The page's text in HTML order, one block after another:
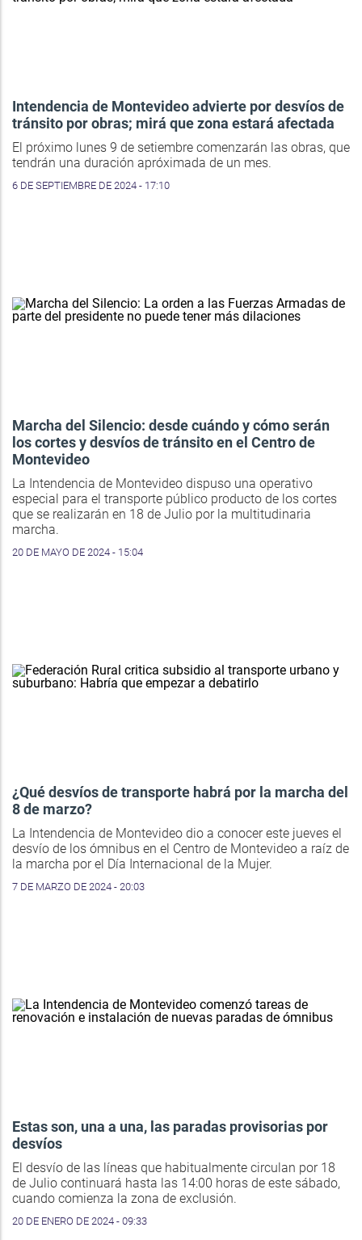
Intendencia de Montevideo advierte por desvíos de
tránsito por obras; mirá que zona estará afectada
El próximo lunes 9 de setiembre comenzarán las obras, que
tendrán una duración apróximada de un mes.
6 DE SEPTIEMBRE DE 2024 - 17:10
Marcha del Silencio: desde cuándo y cómo serán
los cortes y desvíos de tránsito en el Centro de
Montevideo
La Intendencia de Montevideo dispuso una operativo
especial para el transporte público producto de los cortes
que se realizarán en 18 de Julio por la multitudinaria
marcha.
20 DE MAYO DE 2024 - 15:04
¿Qué desvíos de transporte habrá por la marcha del
8 de marzo?
La Intendencia de Montevideo dio a conocer este jueves el
desvío de los ómnibus en el Centro de Montevideo a raíz de
la marcha por el Día Internacional de la Mujer.
7 DE MARZO DE 2024 - 20:03
Estas son, una a una, las paradas provisorias por
desvíos
El desvío de las líneas que habitualmente circulan por 18
de Julio continuará hasta las 14:00 horas de este sábado,
cuando comienza la zona de exclusión.
20 DE ENERO DE 2024 - 09:33